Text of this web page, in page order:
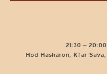
Hod Hasharon, Kfar